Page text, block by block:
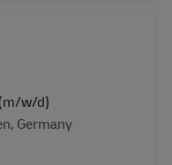
w/d)
Germany